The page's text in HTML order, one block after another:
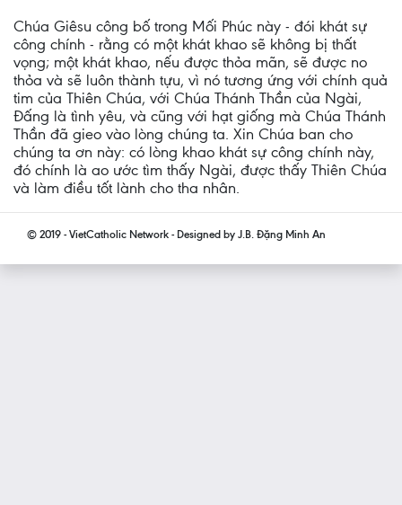
Chúa Giêsu công bố trong Mối Phúc này - đói khát sự
công chính - rằng có một khát khao sẽ không bị thất
vọng; một khát khao, nếu được thỏa mãn, sẽ được no
thỏa và sẽ luôn thành tựu, vì nó tương ứng với chính quả
tim của Thiên Chúa, với Chúa Thánh Thần của Ngài,
Đấng là tình yêu, và cũng với hạt giống mà Chúa Thánh
Thần đã gieo vào lòng chúng ta. Xin Chúa ban cho
chúng ta ơn này: có lòng khao khát sự công chính này,
đó chính là ao ước tìm thấy Ngài, được thấy Thiên Chúa
và làm điều tốt lành cho tha nhân.
© 2019 - VietCatholic Network - Designed by J.B. Đặng Minh An